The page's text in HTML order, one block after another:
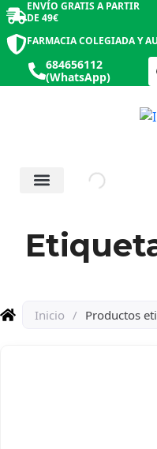
ENVÍO GRATIS A PARTIR
DE 49€
FARMACIA COLEGIADA Y
684656112
(WhatsApp)
Inicio / Productos